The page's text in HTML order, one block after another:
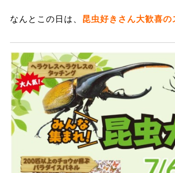
なんとこの日は、 昆虫好きさん大歓喜の